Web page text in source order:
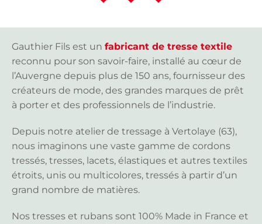
Gauthier Fils est un fabricant de tresse textile
reconnu pour son savoir-faire, installé au cœur de
l’Auvergne depuis plus de 150 ans, fournisseur des
créateurs de mode, des grandes marques de prêt
à porter et des professionnels de l’industrie.
Depuis notre atelier de tressage à Vertolaye (63),
nous imaginons une vaste gamme de cordons
tressés, tresses, lacets, élastiques et autres textiles
étroits, unis ou multicolores, tressés à partir d’un
grand nombre de matières.
Nos tresses et rubans sont 100% Made in France et